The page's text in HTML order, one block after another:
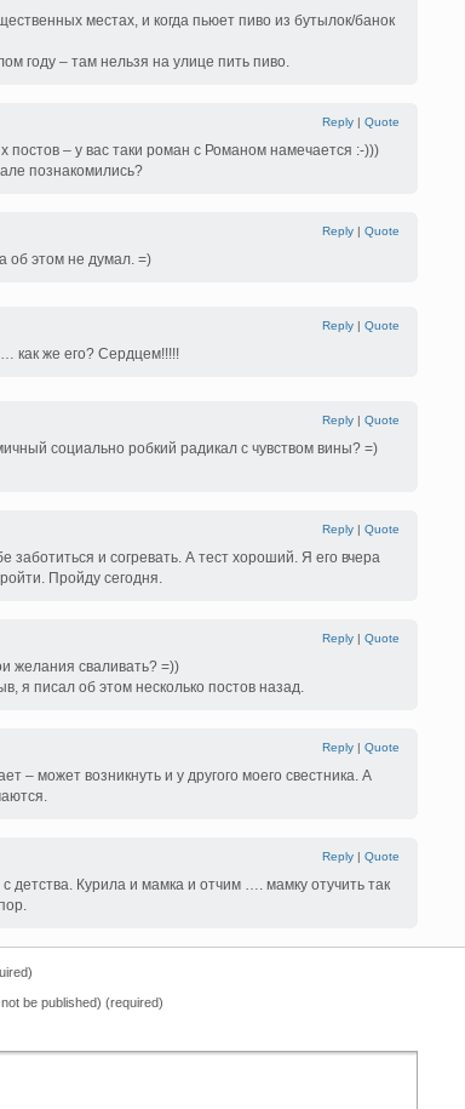
местах, и когда пьюет пиво из бутылок/банок
году – там нельзя на улице пить пиво.
Reply | Quote
постов – у вас таки роман c Романом намечается :-)))
познакомились?
Reply | Quote
об этом не думал. =)
Reply | Quote
как же его? Сердцем!!!!!
Reply | Quote
социально робкий радикал с чувством вины? =)
Reply | Quote
заботиться и согревать. А тест хороший. Я его вчера
Пройду сегодня.
Reply | Quote
желания сваливать? =))
я писал об этом несколько постов назад.
Reply | Quote
– может возникнуть и у другого моего свестника. А
Reply | Quote
детства. Курила и мамка и отчим …. мамку отучить так
be published) (required)